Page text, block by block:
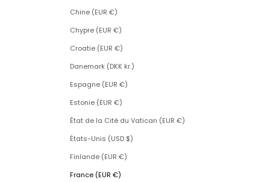
Chine (EUR €)
Chypre (EUR €)
Croatie (EUR €)
Danemark (DKK kr.)
Espagne (EUR €)
Estonie (EUR €)
État de la Cité du Vatican (EUR €)
États-Unis (USD $)
Finlande (EUR €)
France (EUR €)